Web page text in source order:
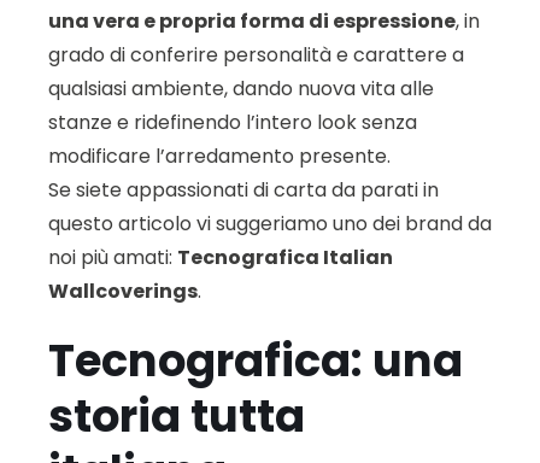
una vera e propria forma di espressione, in
grado di conferire personalità e carattere a
qualsiasi ambiente, dando nuova vita alle
stanze e ridefinendo l’intero look senza
modificare l’arredamento presente.
Se siete appassionati di carta da parati in
questo articolo vi suggeriamo uno dei brand da
noi più amati: Tecnografica Italian
Wallcoverings.
Tecnografica: una
storia tutta